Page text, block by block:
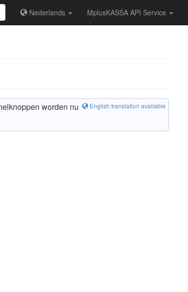
Nederlands MplusKASSA API Service
English translation available
worden nu